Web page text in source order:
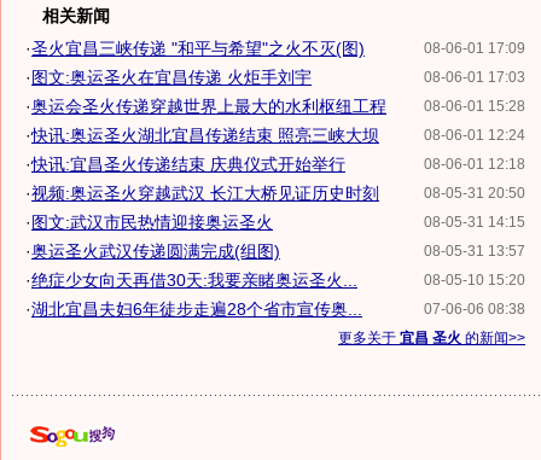
相关新闻
08-06-01 17:09
·圣火宜昌三峡传递 "和平与希望"之火不灭(图)
08-06-01 17:03
·图文:奥运圣火在宜昌传递 火炬手刘宇
08-06-01 15:28
·奥运会圣火传递穿越世界上最大的水利枢纽工程
08-06-01 12:24
·快讯:奥运圣火湖北宜昌传递结束 照亮三峡大坝
08-06-01 12:18
·快讯:宜昌圣火传递结束 庆典仪式开始举行
08-05-31 20:50
·视频:奥运圣火穿越武汉 长江大桥见证历史时刻
08-05-31 14:15
·图文:武汉市民热情迎接奥运圣火
08-05-31 13:57
·奥运圣火武汉传递圆满完成(组图)
08-05-10 15:20
·绝症少女向天再借30天:我要亲睹奥运圣火...
07-06-06 08:38
·湖北宜昌夫妇6年徒步走遍28个省市宣传奥...
更多关于 宜昌 圣火 的新闻>>